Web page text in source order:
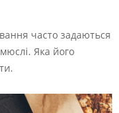
часто задаються
Яка його